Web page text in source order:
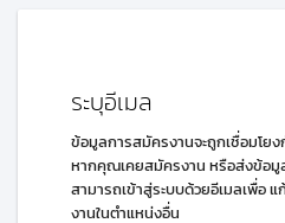
ระบุอีเมล
ข้อมูลการสมัครงานจะถูกเชื่อมโย
หากคุณเคยสมัครงาน หรือส่งข้อ
สามารถเข้าสู่ระบบด้วยอีเมลเพื่อ
งานในตำแหน่งอื่น